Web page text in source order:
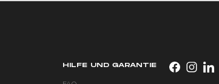
HILFE UND GARANTIE